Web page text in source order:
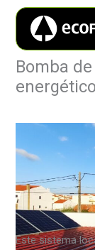
Bomba
energético
Este sistema